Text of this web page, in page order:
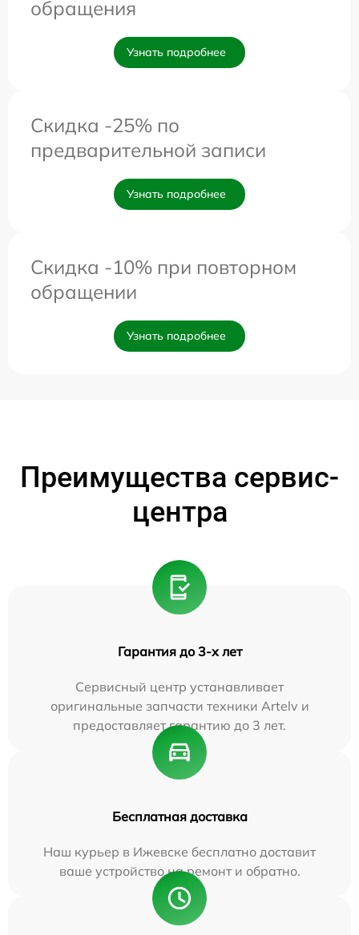
обращения
Узнать подробнее
Скидка -25% по
предварительной записи
Узнать подробнее
Скидка -10% при повторном
обращении
Узнать подробнее
Преимущества сервис-
центра
Гарантия до 3-х лет
Сервисный центр устанавливает
оригинальные запчасти техники Artelv и
предоставляет гарантию до 3 лет.
Бесплатная доставка
Наш курьер в Ижевске бесплатно доставит
ваше устройство на ремонт и обратно.